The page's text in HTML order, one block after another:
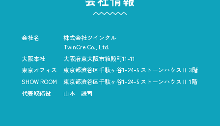
会社名
株式会社ツインクル
TwinCre Co., Ltd.
大阪本社
大阪府東大阪市箱殿町11-11
東京オフィス
東京都渋谷区千駄ヶ谷1-24-5 ストーンハウスⅡ 3階
SHOW ROOM
東京都渋谷区千駄ヶ谷1-24-5 ストーンハウスⅡ 1階
代表取締役
山本 謙司